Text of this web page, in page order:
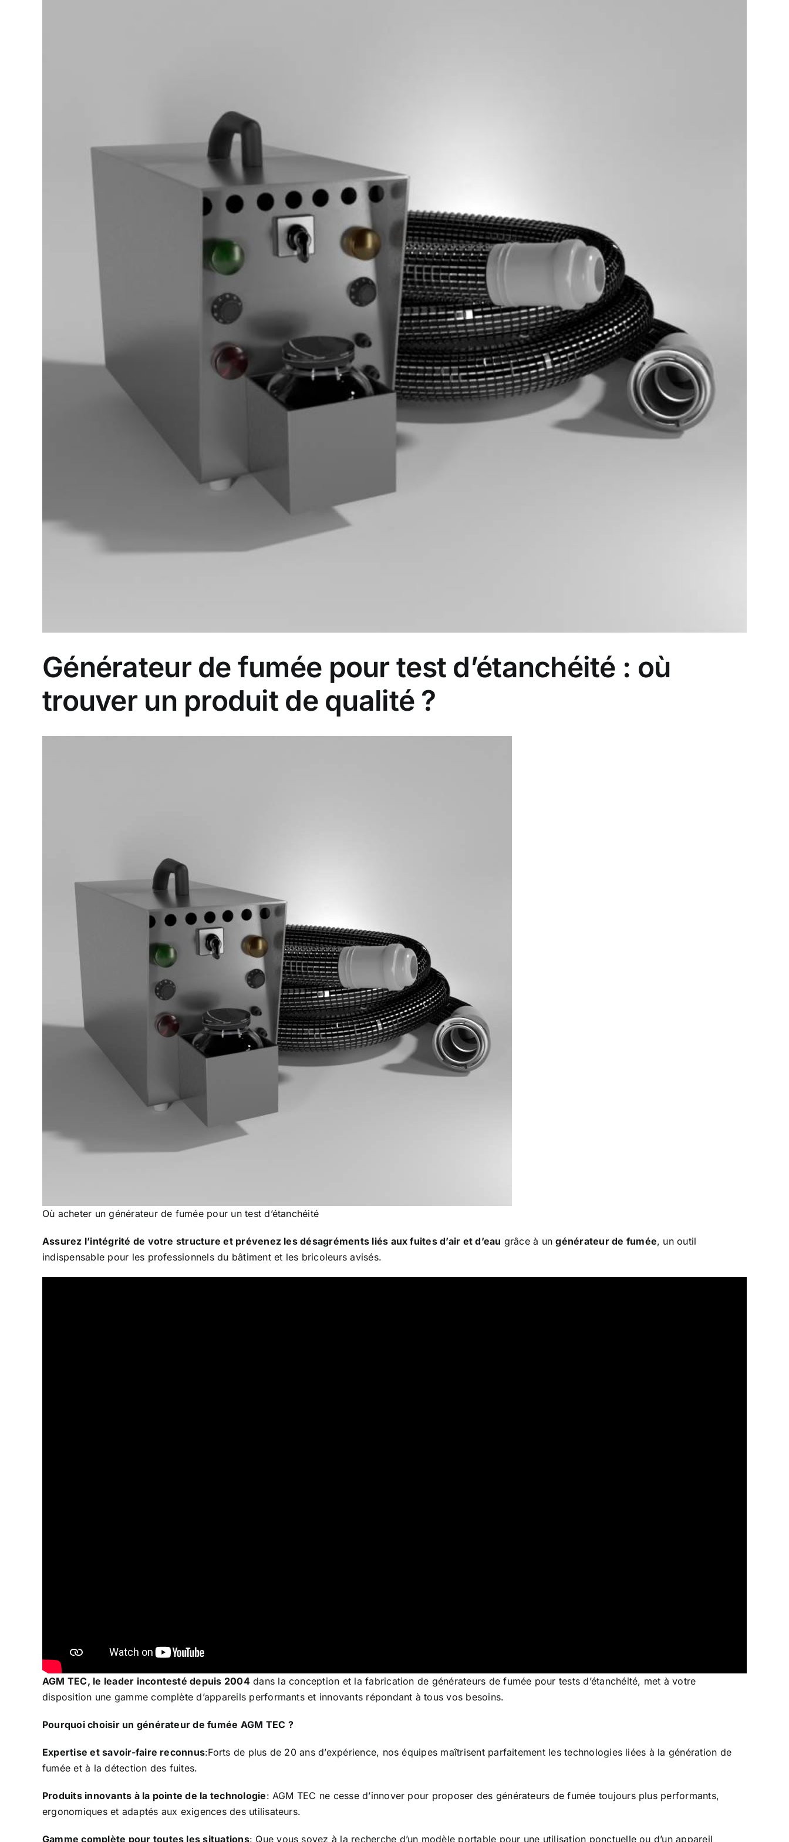
Générateur de fumée pour test d’étanchéité : où
trouver un produit de qualité ?
Où acheter un générateur de fumée pour un test d’étanchéité
Assurez l’intégrité de votre structure et prévenez les désagréments liés aux fuites d’air et d’eau grâce à ungénérateur de fumée, un outil
indispensable pour les professionnels du bâtiment et les bricoleurs avisés.
AGM TEC, le leader incontesté depuis 2004dans la conception et la fabrication de générateurs de fumée pour tests d’étanchéité, met à votre
disposition une gamme complète d’appareils performants et innovants répondant à tous vos besoins.
Pourquoi choisir un générateur de fumée AGM TEC ?
Expertise et savoir-faire reconnus:Forts de plus de 20 ans d’expérience, nos équipes maîtrisent parfaitement les technologies liées à la génération de
fumée et à la détection des fuites.
Produits innovants à la pointe de la technologie: AGM TEC ne cesse d’innover pour proposer des générateurs de fumée toujours plus performants,
ergonomiques et adaptés aux exigences des utilisateurs.
Gamme complète pour toutes les situations: Que vous soyez à la recherche d’un modèle portable pour une utilisation ponctuelle ou d’un appareil